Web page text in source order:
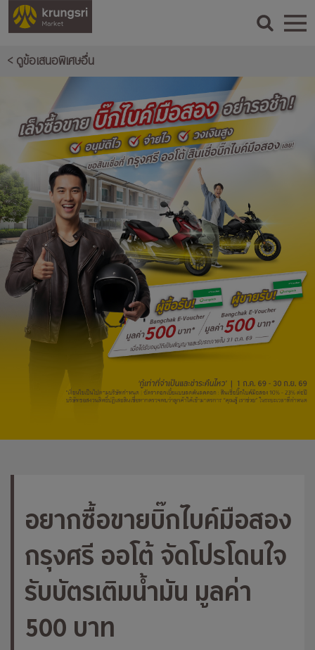
< ดูข้อเสนอพิเศษอื่น
อยากซื้อขายบิ๊กไบค์มือสอง
กรุงศรี ออโต้ จัดโปรโดนใจ
รับบัตรเติมน้ำมัน มูลค่า
500 บาท